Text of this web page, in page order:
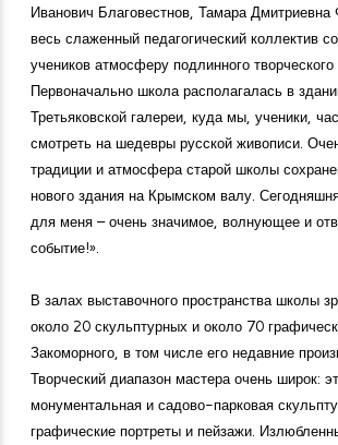
Иванович Благовестнов, Тамара Дмитриевна
весь слаженный педагогический коллектив
учеников атмосферу подлинного
Первоначально школа располагалась в
Третьяковской галереи, куда мы, ученики,
смотреть на шедевры русской живописи.
традиции и атмосфера старой школы
нового здания на Крымском валу.
для меня – очень значимое, волнующее и
событие!».
В залах выставочного пространства школы
около 20 скульптурных и около 70
Закоморного, в том числе его недавние
Творческий диапазон мастера очень широк:
монументальная и садово-парковая
графические портреты и пейзажи.